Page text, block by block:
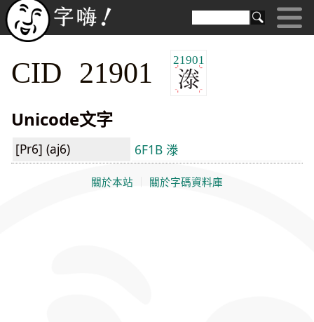
CID 21901 21901
Unicode文字
[Pr6] (aj6) 6F1B 漛
關於本站 關於字碼資料庫